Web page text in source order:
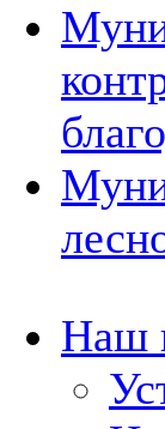
Наш